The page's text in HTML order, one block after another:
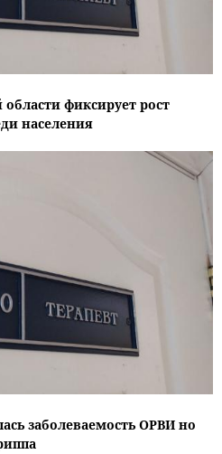
фиксирует рост
населения
заболеваемость ОРВИ но